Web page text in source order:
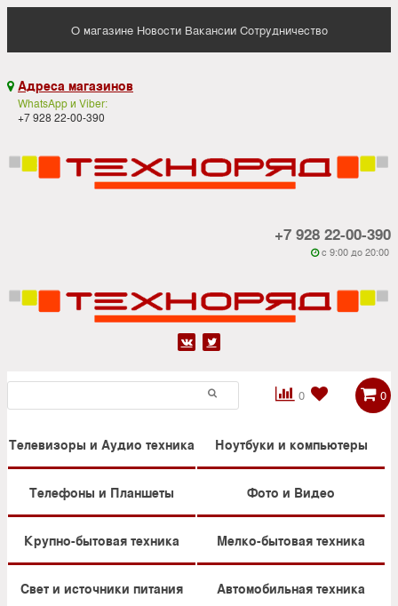
О магазине Новости Вакансии Сотрудничество
 Адреса магазинов
WhatsApp и Viber:
+7 928 22-00-390
+7 928 22-00-390
 c 9:00 до 20:00
 
0

 0
Телевизоры и Аудио техника Ноутбуки и компьютеры
Телефоны и Планшеты Фото и Видео
Крупно-бытовая техника Мелко-бытовая техника
Свет и источники питания Автомобильная техника